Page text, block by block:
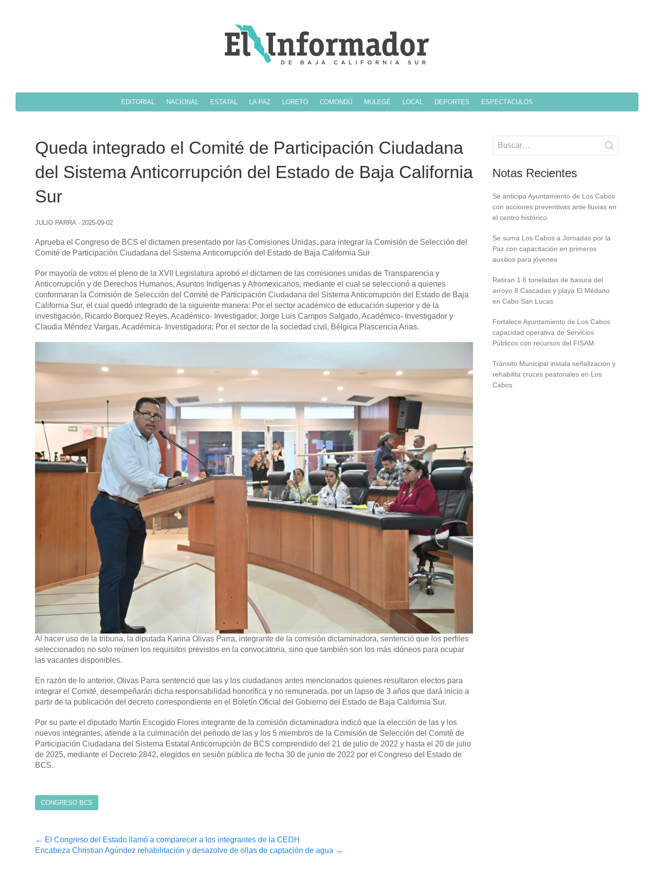
EDITORIAL NACIONAL ESTATAL LA PAZ LORETO COMONDÚ MULEGÉ LOCAL DEPORTES ESPECTÁCULOS
Queda integrado el Comité de Participación Ciudadana
del Sistema Anticorrupción del Estado de Baja California
Sur
JULIO PARRA · 2025-09-02
Aprueba el Congreso de BCS el dictamen presentado por las Comisiones Unidas, para integrar la Comisión de Selección del
Comité de Participación Ciudadana del Sistema Anticorrupción del Estado de Baja California Sur
Por mayoría de votos el pleno de la XVII Legislatura aprobó el dictamen de las comisiones unidas de Transparencia y
Anticorrupción y de Derechos Humanos, Asuntos Indígenas y Afromexicanos, mediante el cual se seleccionó a quienes
conformaran la Comisión de Selección del Comité de Participación Ciudadana del Sistema Anticorrupción del Estado de Baja
California Sur, el cual quedó integrado de la siguiente manera: Por el sector académico de educación superior y de la
investigación, Ricardo Borquez Reyes, Académico- Investigador, Jorge Luis Campos Salgado, Académico- Investigador y
Claudia Méndez Vargas, Académica- Investigadora; Por el sector de la sociedad civil, Bélgica Plascencia Arias.
Al hacer uso de la tribuna, la diputada Karina Olivas Parra, integrante de la comisión dictaminadora, sentenció que los perfiles
seleccionados no solo reúnen los requisitos previstos en la convocatoria, sino que también son los más idóneos para ocupar
las vacantes disponibles.
En razón de lo anterior, Olivas Parra sentenció que las y los ciudadanos antes mencionados quienes resultaron electos para
integrar el Comité, desempeñarán dicha responsabilidad honorífica y no remunerada, por un lapso de 3 años que dará inicio a
partir de la publicación del decreto correspondiente en el Boletín Oficial del Gobierno del Estado de Baja California Sur.
Por su parte el diputado Martín Escogido Flores integrante de la comisión dictaminadora indicó que la elección de las y los
nuevos integrantes, atiende a la culminación del periodo de las y los 5 miembros de la Comisión de Selección del Comité de
Participación Ciudadana del Sistema Estatal Anticorrupción de BCS comprendido del 21 de julio de 2022 y hasta el 20 de julio
de 2025, mediante el Decreto 2842, elegidos en sesión pública de fecha 30 de junio de 2022 por el Congreso del Estado de
BCS.
CONGRESO BCS
Post
← El Congreso del Estado llamó a comparecer a los integrantes de la CEDH
Encabeza Christian Agúndez rehabilitación y desazolve de ollas de captación de agua →
Notas Recientes
Se anticipa Ayuntamiento de Los Cabos
con acciones preventivas ante lluvias en
el centro histórico
Se suma Los Cabos a Jornadas por la
Paz con capacitación en primeros
auxilios para jóvenes
Retiran 1.6 toneladas de basura del
arroyo 8 Cascadas y playa El Médano
en Cabo San Lucas
Fortalece Ayuntamiento de Los Cabos
capacidad operativa de Servicios
Públicos con recursos del FISAM
Tránsito Municipal instala señalización y
rehabilita cruces peatonales en Los
Cabos